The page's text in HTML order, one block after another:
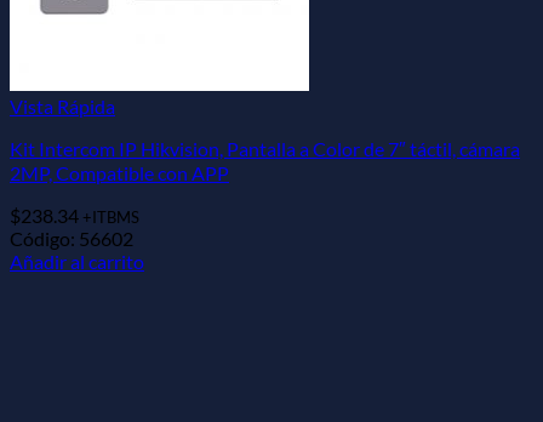
Vista Rápida
Kit Intercom IP Hikvision, Pantalla a Color de 7″ táctil, cámara
2MP, Compatible con APP
$238.34 +ITBMS
Código: 56602
Añadir al carrito